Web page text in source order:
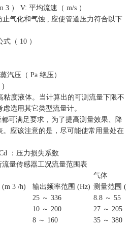
） V: 平均流速（ m/s ）
气化和气蚀 , 应使管道压力符合以下
（ 10 ）
汽压（ Pa 绝压）
)
粘度液体。当计算出的可测流量下限不
选用其它类型流量计。
可满足要求，为了提高测量效果、降
应该注意的是，尽可能使常用量处在
：压力损失系数
传感器工况流量范围表
气体
3 /h)
输出频率范围 (Hz) 测量范围
25 ～ 336
8.8 ～ 55
10 ～ 200
27 ～ 205
8 ～ 160
35 ～ 380